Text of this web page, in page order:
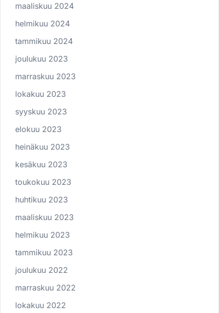
maaliskuu 2024
helmikuu 2024
tammikuu 2024
joulukuu 2023
marraskuu 2023
lokakuu 2023
syyskuu 2023
elokuu 2023
heinäkuu 2023
kesäkuu 2023
toukokuu 2023
huhtikuu 2023
maaliskuu 2023
helmikuu 2023
tammikuu 2023
joulukuu 2022
marraskuu 2022
lokakuu 2022